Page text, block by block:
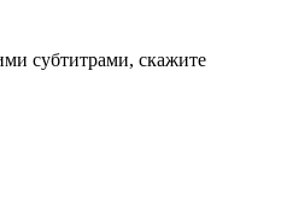
субтитрами, скажите